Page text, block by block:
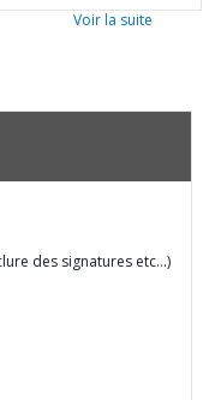
Voir la suite
des signatures etc…)